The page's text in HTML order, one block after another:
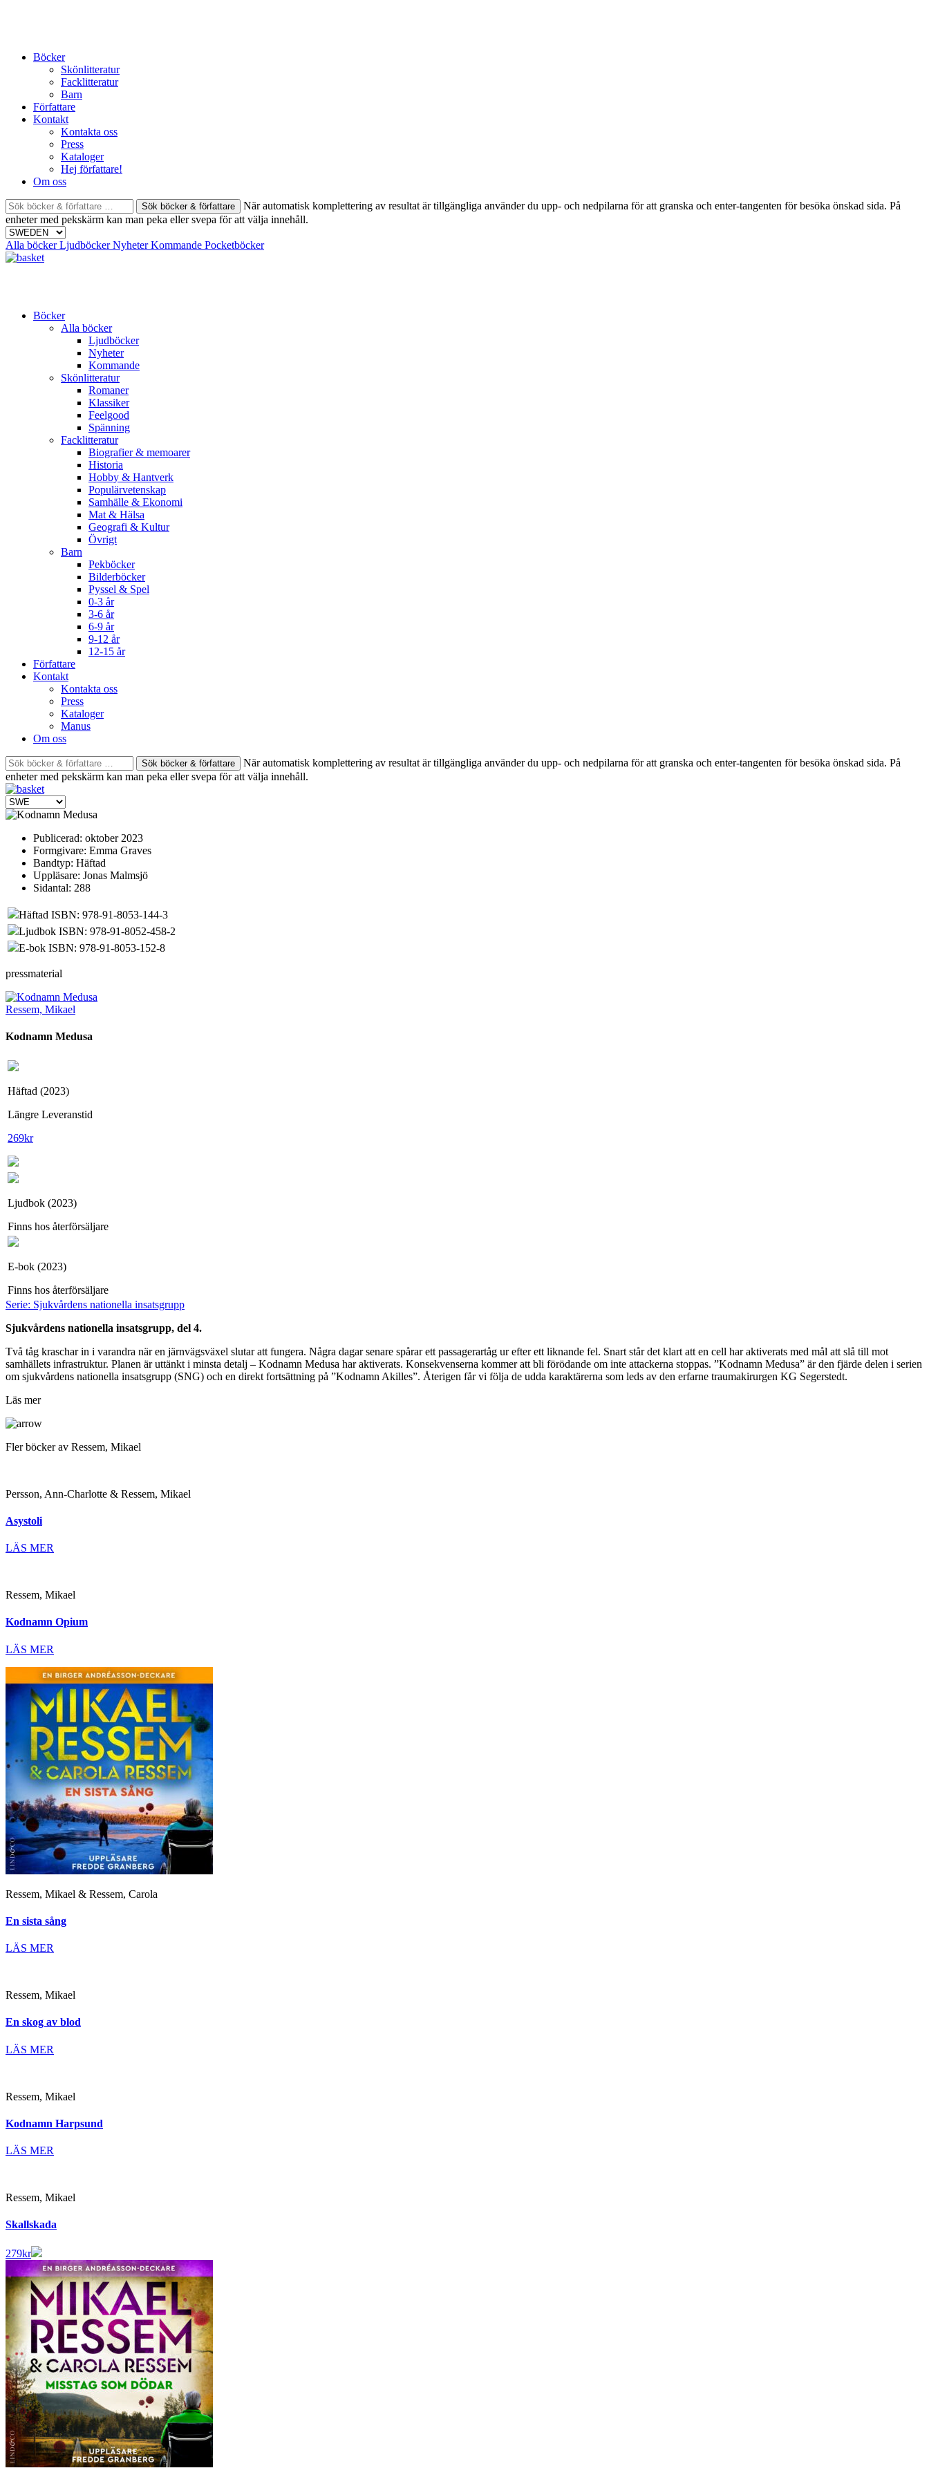
Böcker
Skönlitteratur
Facklitteratur
Barn
Författare
Kontakt
Kontakta oss
Press
Kataloger
Hej författare!
Om oss
Sök
böcker
&
författare
efter:
När automatisk komplettering av resultat är tillgängliga använder du upp- och nedpilarna för att granska och enter-tangenten för besöka önskad sida. På
enheter med pekskärm kan man peka eller svepa för att välja innehåll.
Alla böckerLjudböckerNyheterKommande Pocketböcker
Böcker
Alla böcker
Ljudböcker
Nyheter
Kommande
Skönlitteratur
Romaner
Klassiker
Feelgood
Spänning
Facklitteratur
Biografier & memoarer
Historia
Hobby & Hantverk
Populärvetenskap
Samhälle & Ekonomi
Mat & Hälsa
Geografi & Kultur
Övrigt
Barn
Pekböcker
Bilderböcker
Pyssel & Spel
0-3 år
3-6 år
6-9 år
9-12 år
12-15 år
Författare
Kontakt
Kontakta oss
Press
Kataloger
Manus
Om oss
Sök
böcker
&
författare
efter:
När automatisk komplettering av resultat är tillgängliga använder du upp- och nedpilarna för att granska och enter-tangenten för besöka önskad sida. På
enheter med pekskärm kan man peka eller svepa för att välja innehåll.
Publicerad: oktober 2023
Formgivare: Emma Graves
Bandtyp: Häftad
Uppläsare: Jonas Malmsjö
Sidantal: 288
Häftad ISBN: 978-91-8053-144-3
Ljudbok ISBN: 978-91-8052-458-2
E-bok ISBN: 978-91-8053-152-8
pressmaterial
Ressem, Mikael
Kodnamn Medusa
Häftad (2023)
Längre Leveranstid
269kr
Ljudbok (2023)
Finns hos återförsäljare
E-bok (2023)
Finns hos återförsäljare
Serie: Sjukvårdens nationella insatsgrupp
Sjukvårdens nationella insatsgrupp, del 4.
Två tåg kraschar in i varandra när en järnvägsväxel slutar att fungera. Några dagar senare spårar ett passagerartåg ur efter ett liknande fel. Snart står det klart att en cell har aktiverats med mål att slå till mot
samhällets infrastruktur. Planen är uttänkt i minsta detalj – Kodnamn Medusa har aktiverats. Konsekvenserna kommer att bli förödande om inte attackerna stoppas. ”Kodnamn Medusa” är den fjärde delen i serien
om sjukvårdens nationella insatsgrupp (SNG) och en direkt fortsättning på ”Kodnamn Akilles”. Återigen får vi följa de udda karaktärerna som leds av den erfarne traumakirurgen KG Segerstedt.
Läs mer
Fler böcker av Ressem, Mikael
Persson, Ann-Charlotte & Ressem, Mikael
Asystoli
LÄS MER
Ressem, Mikael
Kodnamn Opium
LÄS MER
Ressem, Mikael & Ressem, Carola
En sista sång
LÄS MER
Ressem, Mikael
En skog av blod
LÄS MER
Ressem, Mikael
Kodnamn Harpsund
LÄS MER
Ressem, Mikael
Skallskada
279kr